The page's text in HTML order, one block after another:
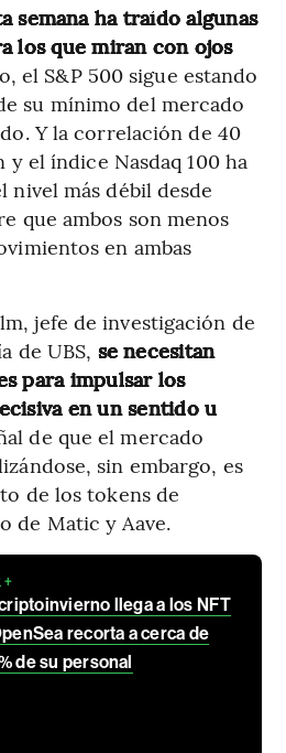
semana ha traído algunas
los que miran con ojos
el S&P 500 sigue estando
su mínimo del mercado
Y la correlación de 40
el índice Nasdaq 100 ha
más débil desde
que ambos son menos
en ambas
jefe de investigación de
de UBS, se necesitan
para impulsar los
en un sentido u
de que el mercado
sin embargo, es
de los tokens de
de Matic y Aave.
+
llega a los NFT
recorta a cerca de
de su personal